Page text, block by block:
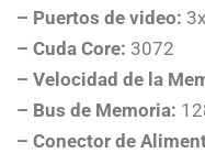
– Puertos de video:
– Cuda Core: 3072
– Velocidad de la
– Bus de Memoria:
– Conector de